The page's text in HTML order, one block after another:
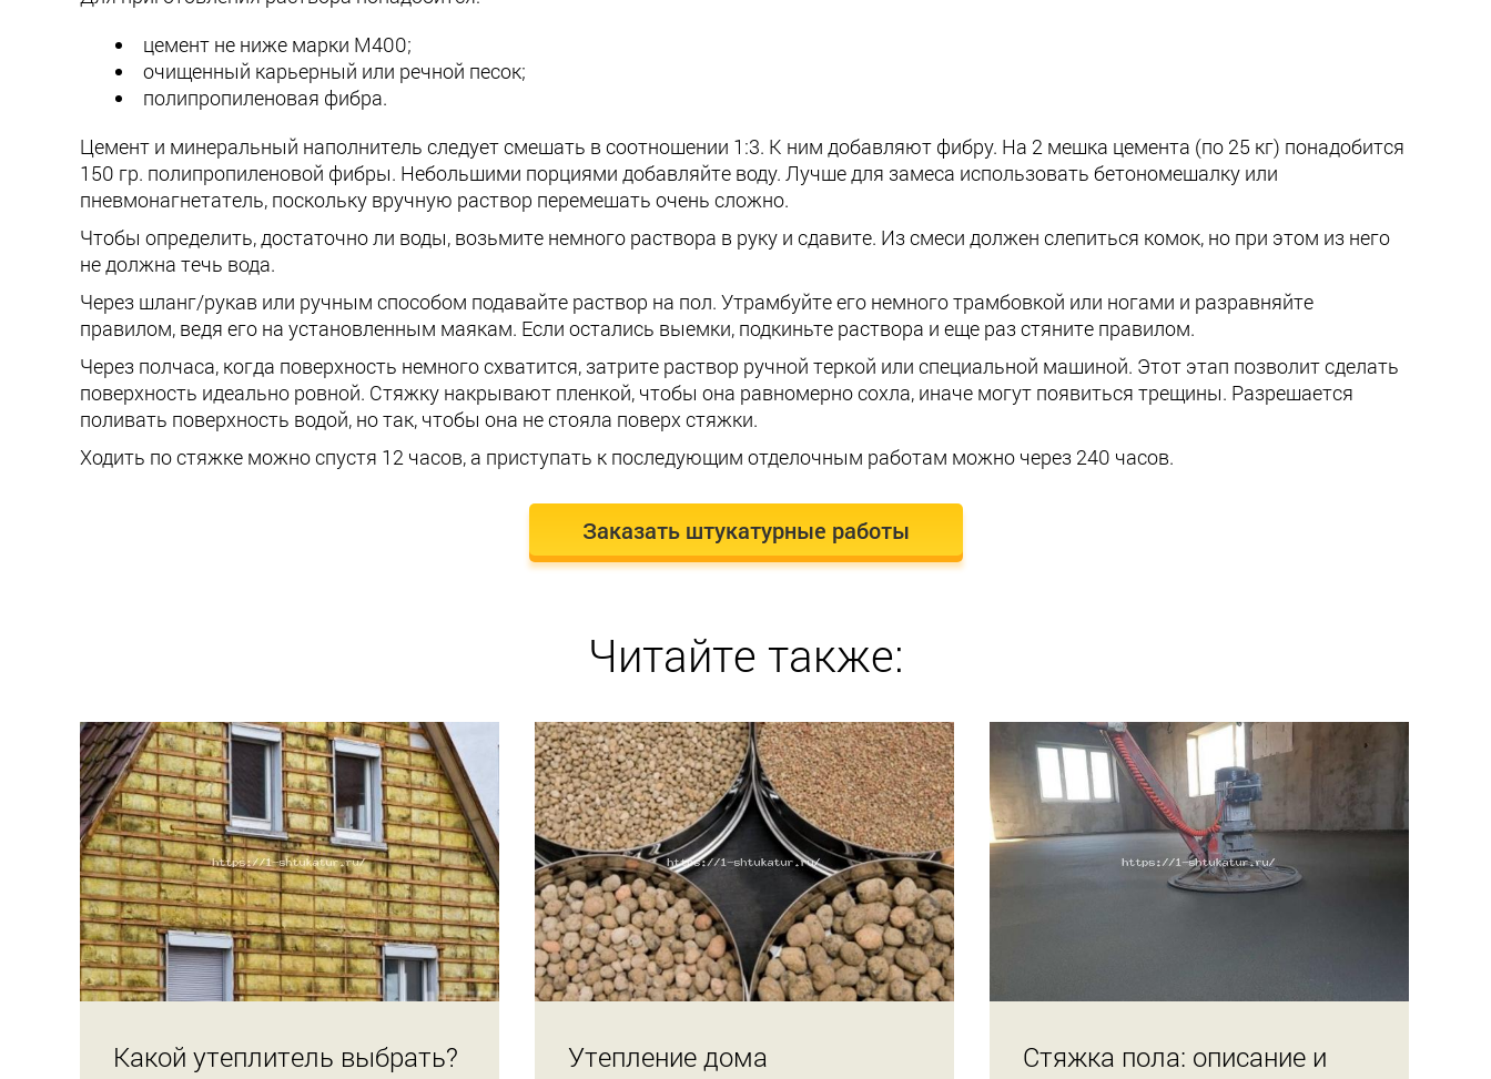
цемент не ниже марки М400;
очищенный карьерный или речной песок;
полипропиленовая фибра.
Цемент и минеральный наполнитель следует смешать в соотношении 1:3. К ним добавляют фибру. На 2 мешка цемента (по 25 кг) понадобится
150 гр. полипропиленовой фибры. Небольшими порциями добавляйте воду. Лучше для замеса использовать бетономешалку или
пневмонагнетатель, поскольку вручную раствор перемешать очень сложно.
Чтобы определить, достаточно ли воды, возьмите немного раствора в руку и сдавите. Из смеси должен слепиться комок, но при этом из него
не должна течь вода.
Через шланг/рукав или ручным способом подавайте раствор на пол. Утрамбуйте его немного трамбовкой или ногами и разравняйте
правилом, ведя его на установленным маякам. Если остались выемки, подкиньте раствора и еще раз стяните правилом.
Через полчаса, когда поверхность немного схватится, затрите раствор ручной теркой или специальной машиной. Этот этап позволит сделать
поверхность идеально ровной. Стяжку накрывают пленкой, чтобы она равномерно сохла, иначе могут появиться трещины. Разрешается
поливать поверхность водой, но так, чтобы она не стояла поверх стяжки.
Ходить по стяжке можно спустя 12 часов, а приступать к последующим отделочным работам можно через 240 часов.
Заказать штукатурные работы
Читайте также:
Какой утеплитель выбрать?
Утепление дома
Стяжка пола: описание и